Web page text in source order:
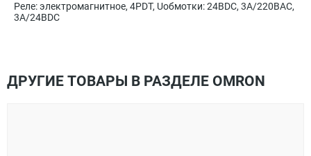
Реле: электромагнитное, 4PDT, Uобмотки: 24ВDC, 3A/220ВAC,
3A/24ВDC
ДРУГИЕ ТОВАРЫ В РАЗДЕЛЕ OMRON